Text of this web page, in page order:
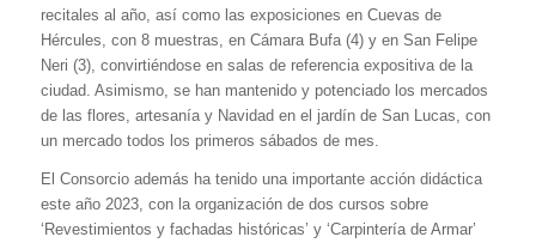
recitales al año, así como las exposiciones en Cuevas de
Hércules, con 8 muestras, en Cámara Bufa (4) y en San Felipe
Neri (3), convirtiéndose en salas de referencia expositiva de la
ciudad. Asimismo, se han mantenido y potenciado los mercados
de las flores, artesanía y Navidad en el jardín de San Lucas, con
un mercado todos los primeros sábados de mes.
El Consorcio además ha tenido una importante acción didáctica
este año 2023, con la organización de dos cursos sobre
‘Revestimientos y fachadas históricas’ y ‘Carpintería de Armar’